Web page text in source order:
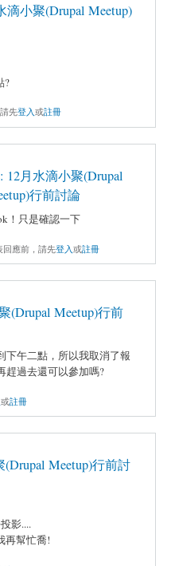
滴小聚(Drupal Meetup)
?
先登入或註冊
12月水滴小聚(Drupal
行前討論
！只是確認一下
回應前，請先登入或註冊
(Drupal Meetup)行前
下午二點，所以我取消了報
趕過去還可以參加嗎?
或註冊
Meetup)行前討
影....
再幫忙喬!